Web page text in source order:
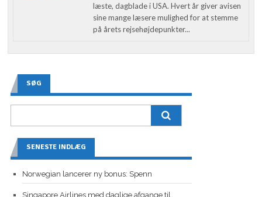
læste, dagblade i USA. Hvert år giver avisen
sine mange læsere mulighed for at stemme
på årets rejsehøjdepunkter...
SØG
SENESTE INDLÆG
Norwegian lancerer ny bonus: Spenn
Singapore Airlines med daglige afgange til